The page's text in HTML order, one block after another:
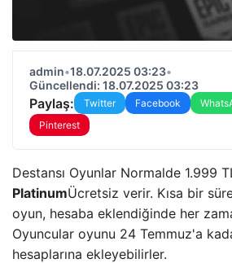
admin•18.07.2025 03:23•
Güncellendi: 18.07.2025 03:23
Paylaş: Twitter Facebook
Pinterest
Destansı Oyunlar Normalde 1.999
PlatinumÜcretsiz verir. Kısa bir
oyun, hesaba eklendiğinde her
Oyuncular oyunu 24 Temmuz'a
hesaplarına ekleyebilirler.